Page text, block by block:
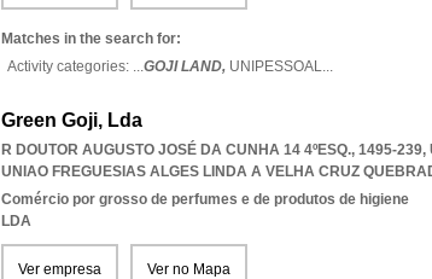
Matches in the search for:
Activity categories: ...GOJI LAND, UNIPESSOAL...
Green Goji, Lda
R DOUTOR AUGUSTO JOSÉ DA CUNHA 14 4ºESQ., 1495-
UNIAO FREGUESIAS ALGES LINDA A VELHA CRUZ
Comércio por grosso de perfumes e de produtos de higiene
LDA
Ver empresa Ver no Mapa